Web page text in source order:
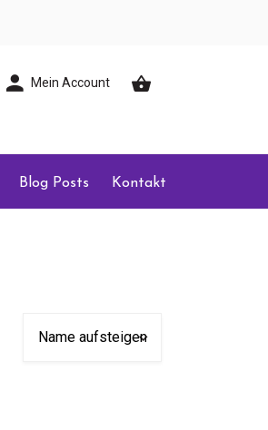
Mein Account
Blog Posts Kontakt